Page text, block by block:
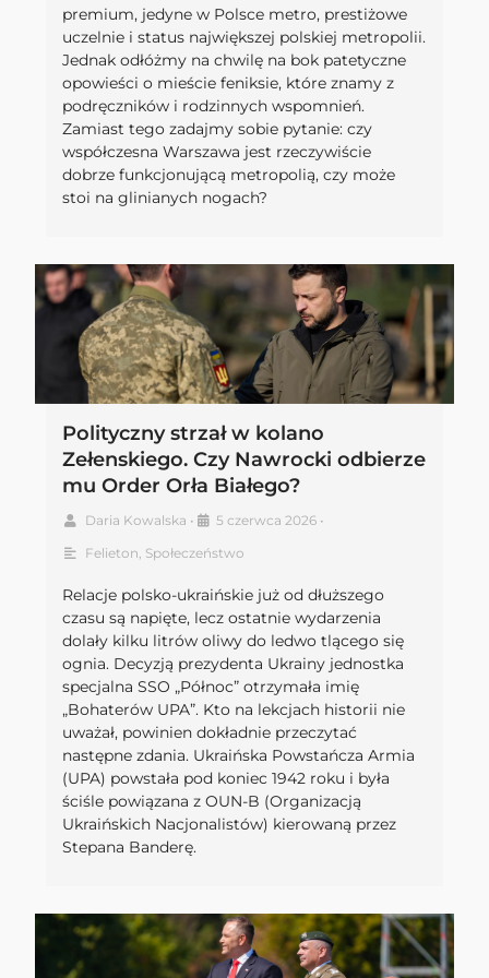
premium, jedyne w Polsce metro, prestiżowe
uczelnie i status największej polskiej metropolii.
Jednak odłóżmy na chwilę na bok patetyczne
opowieści o mieście feniksie, które znamy z
podręczników i rodzinnych wspomnień.
Zamiast tego zadajmy sobie pytanie: czy
współczesna Warszawa jest rzeczywiście
dobrze funkcjonującą metropolią, czy może
stoi na glinianych nogach?
Polityczny strzał w kolano
Zełenskiego. Czy Nawrocki odbierze
mu Order Orła Białego?
Daria Kowalska • 5 czerwca 2026 •
Felieton Społeczeństwo
Relacje polsko-ukraińskie już od dłuższego
czasu są napięte, lecz ostatnie wydarzenia
dolały kilku litrów oliwy do ledwo tlącego się
ognia. Decyzją prezydenta Ukrainy jednostka
specjalna SSO „Północ” otrzymała imię
„Bohaterów UPA”. Kto na lekcjach historii nie
uważał, powinien dokładnie przeczytać
następne zdania. Ukraińska Powstańcza Armia
(UPA) powstała pod koniec 1942 roku i była
ściśle powiązana z OUN-B (Organizacją
Ukraińskich Nacjonalistów) kierowaną przez
Stepana Banderę.